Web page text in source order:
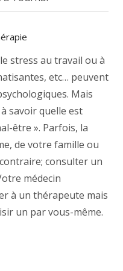
stress au travail ou à
etc… peuvent
Mais
savoir quelle est
être ». Parfois, la
de votre famille ou
consulter un
médecin
à un thérapeute mais
un par vous-même.